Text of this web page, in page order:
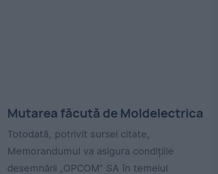
Mutarea făcută de Moldelectrica
Totodată, potrivit sursei citate,
Memorandumul va asigura condițiile
desemnării „OPCOM” SA în temeiul